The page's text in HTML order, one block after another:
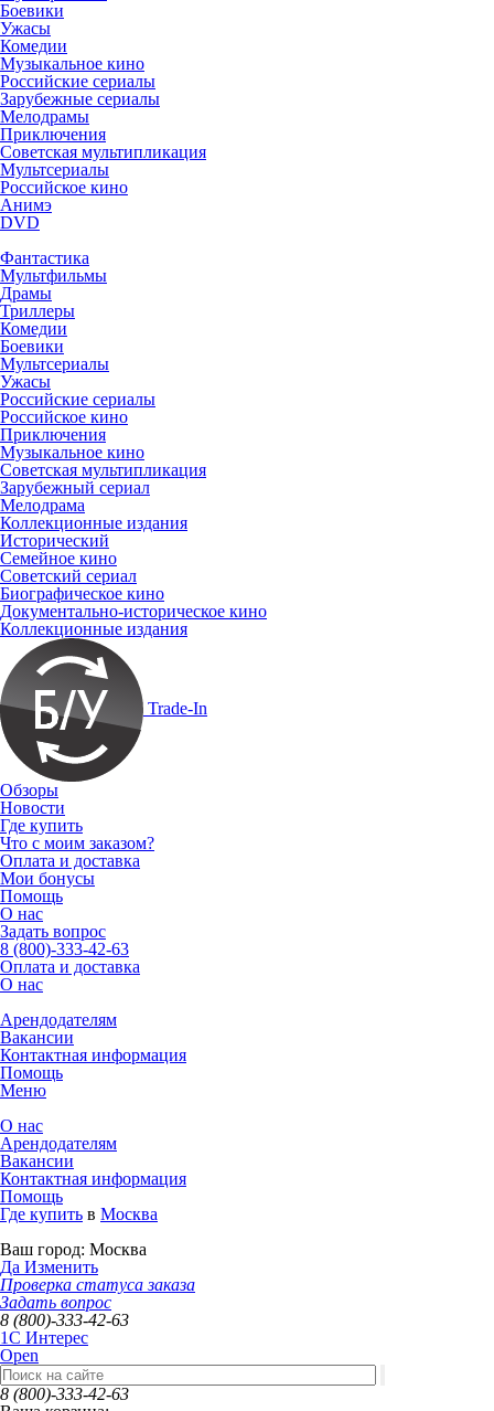
Боевики
Ужасы
Комедии
Музыкальное кино
Российские сериалы
Зарубежные сериалы
Мелодрамы
Приключения
Советская мультипликация
Мультсериалы
Российское кино
Анимэ
DVD
Фантастика
Мультфильмы
Драмы
Триллеры
Комедии
Боевики
Мультсериалы
Ужасы
Российские сериалы
Российское кино
Приключения
Музыкальное кино
Советская мультипликация
Зарубежный сериал
Мелодрама
Коллекционные издания
Исторический
Семейное кино
Советский сериал
Биографическое кино
Документально-историческое кино
Коллекционные издания
Trade-In
Обзоры
Новости
Где купить
Что с моим заказом?
Оплата и доставка
Мои бонусы
Помощь
О нас
Задать вопрос
8 (800)-333-42-63
Оплата и доставка
О нас
Арендодателям
Вакансии
Контактная информация
Помощь
Меню
О нас
Арендодателям
Вакансии
Контактная информация
Помощь
Где купить в Москва
Ваш город: Москва
Да Изменить
Проверка статуса заказа
Задать вопрос
8 (800)-333-42-63
1C Интерес
Open
8 (800)-333-42-63